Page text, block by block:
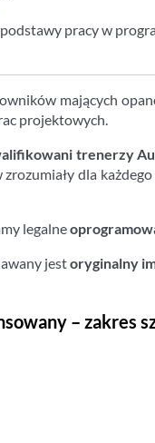
pracy w
mających
projektowych.
trenerzy
dla
legalne
jestoryginalny
– zakres